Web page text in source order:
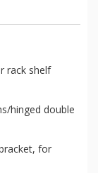
rack shelf
hinged double
for